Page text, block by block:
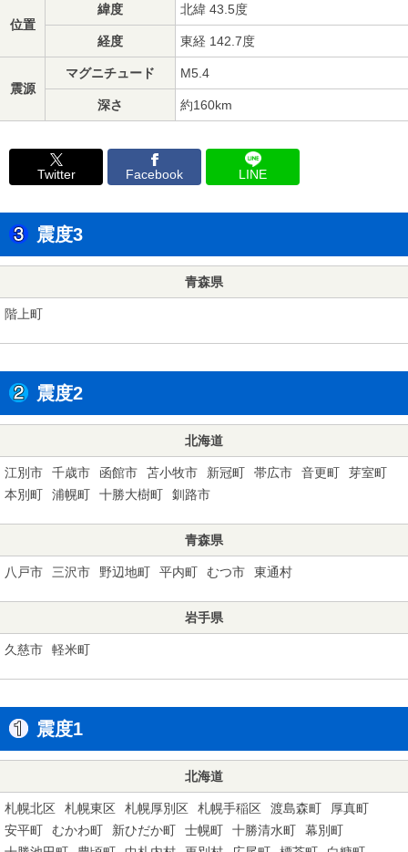
位置
緯度 北緯 43.5度
経度 東経 142.7度
震源
マグニチュード M5.4
深さ 約160km
Twitter Facebook LINE
震度3
青森県
階上町
震度2
北海道
江別市 千歳市 函館市 苫小牧市 新冠町 帯広市 音更町
芽室町
本別町
浦幌町 十勝大樹町 釧路市
青森県
八戸市 三沢市 野辺地町 平内町 むつ市 東通村
岩手県
久慈市 軽米町
震度1
北海道
札幌北区 札幌東区 札幌厚別区 札幌手稲区 渡島森町
厚真町
安平町
むかわ町 新ひだか町 士幌町 十勝清水町
幕別町